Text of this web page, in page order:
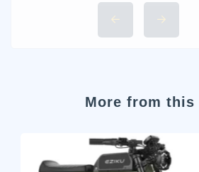
More from this